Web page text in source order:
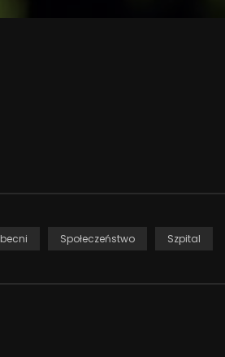
Społeczeństwo Szpital